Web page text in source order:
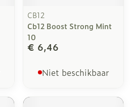
CB12
Cb12 Boost Strong Mint
10
€ 6,46
Niet beschikbaar